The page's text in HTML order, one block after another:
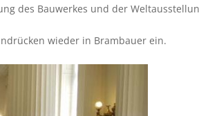
des Bauwerkes und der
wieder in Brambauer ein.